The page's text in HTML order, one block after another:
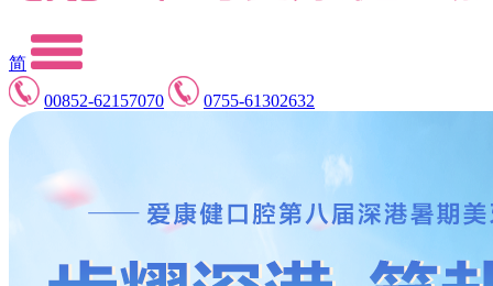
简
00852-62157070
0755-61302632